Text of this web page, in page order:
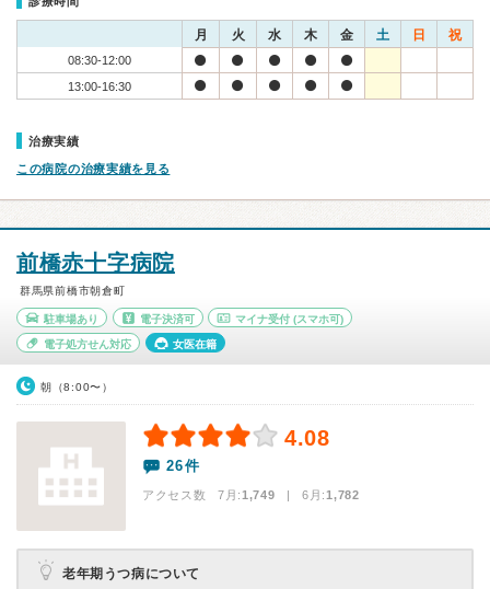
月 火 水 木 金 土 日 祝
08:30-12:00
13:00-16:30
治療実績
この病院の治療実績を見る
前橋赤十字病院
群馬県前橋市朝倉町
駐車場あり 電子決済可 マイナ受付 (スマホ可)
電子処方せん対応 女医在籍
朝（8:00〜）
4.08
26件
アクセス数 7月:1,749 | 6月:1,782
老年期うつ病について